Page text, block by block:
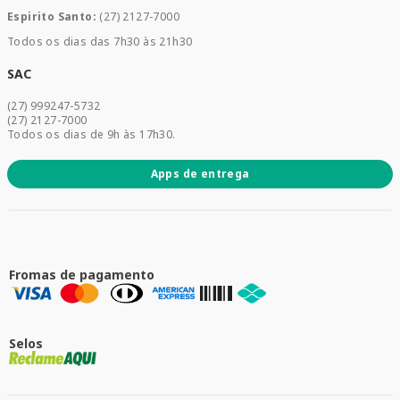
Mamães e Bebê
Dermocosméticos
Promoções
Espirito Santo: (27) 2127-7000
Todos os dias das 7h30 às 21h30
SAC
(27) 999247-5732
(27) 2127-7000
Todos os dias de 9h às 17h30.
Apps de entrega
Fromas de pagamento
Selos